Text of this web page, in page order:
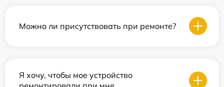
Можно ли присутствовать при ремонте?
Я хочу, чтобы мое устройство